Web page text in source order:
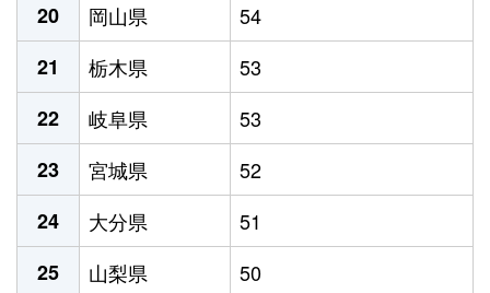
20
岡山県
54
21
栃木県
53
22
岐阜県
53
23
宮城県
52
24
大分県
51
25
山梨県
50